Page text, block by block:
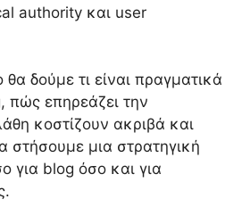
authority και user
δούμε τι είναι πραγματικά
πώς επηρεάζει την
κοστίζουν ακριβά και
μια στρατηγική
για blog όσο και για